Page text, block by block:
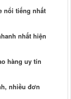
nổi tiếng nhất
nhất hiện
hàng uy tín
nhiều đơn